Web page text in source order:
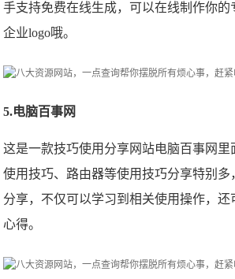
手支持免费在线生成，可以在线制作你
企业logo哦。
5.电脑百事网
这是一款技巧使用分享网站电脑百事网里
使用技巧、路由器等使用技巧分享特别
分享，不仅可以学习到相关使用操作，还
心得。